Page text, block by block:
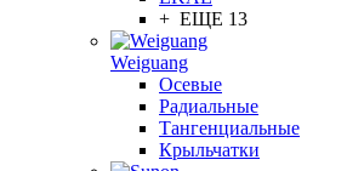
+ ЕЩЕ 13
Weiguang
Осевые
Радиальные
Тангенциальные
Крыльчатки